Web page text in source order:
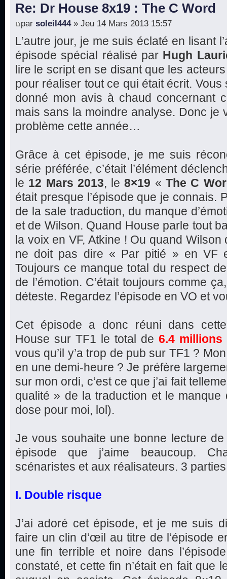
Re: Dr House 8x19 : The C Word
par soleil444» Jeu 14 Mars 2013 15:57
L’autre jour, je me suis éclaté en lisant
épisode spécial réalisé par Hugh
lire le script en se disant que les
pour réaliser tout ce qui était écrit. Vous
donné mon avis à chaud concernant
mais sans la moindre analyse. Donc je
problème cette année…
Grâce à cet épisode, je me suis
série préférée, c’était l’élément
le 12 Mars 2013, le8×19 « The C
était presque l’épisode que je connais.
de la sale traduction, du manque
et de Wilson. Quand House parle tout
la voix en VF, Atkine ! Ou quand Wilson
ne doit pas dire « Par pitié » en VF
Toujours ce manque total du respect
de l’émotion. C’était toujours comme
déteste. Regardez l’épisode en VO et
Cet épisode a donc réuni dans
House sur TF1 le total de6.4 millions
vous qu’il y’a trop de pub sur TF1 ?
en une demi-heure ? Je préfère
sur mon ordi, c’est ce que j’ai fait
qualité » de la traduction et le manque
dose pour moi, lol).
Je vous souhaite une bonne lecture
épisode que j’aime beaucoup.
scénaristes et aux réalisateurs. 3 parties
I. Double risque
J’ai adoré cet épisode, et je me suis
faire un clin d’œil au titre de l’épisode
une fin terrible et noire dans
constaté, et cette fin n’était en fait que